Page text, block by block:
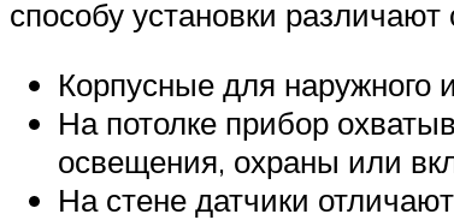
способу установки
Корпусные для наружного
На потолке прибор
освещения, охраны или
На стене датчики